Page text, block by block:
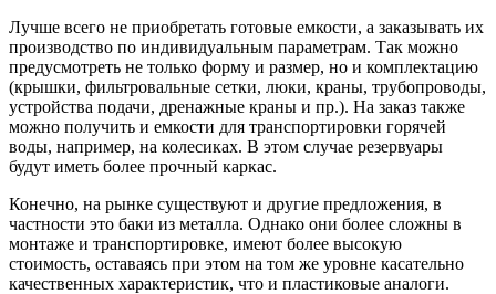
Лучше всего не приобретать готовые емкости, а заказывать их
производство по индивидуальным параметрам. Так можно
предусмотреть не только форму и размер, но и комплектацию
(крышки, фильтровальные сетки, люки, краны, трубопроводы,
устройства подачи, дренажные краны и пр.). На заказ также
можно получить и емкости для транспортировки горячей
воды, например, на колесиках. В этом случае резервуары
будут иметь более прочный каркас.
Конечно, на рынке существуют и другие предложения, в
частности это баки из металла. Однако они более сложны в
монтаже и транспортировке, имеют более высокую
стоимость, оставаясь при этом на том же уровне касательно
качественных характеристик, что и пластиковые аналоги.